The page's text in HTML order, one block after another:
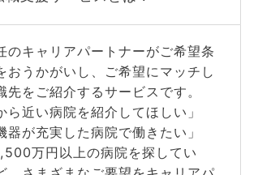
のキャリアパートナーがご希望条
おうかがいし、ご希望にマッチし
先をご紹介するサービスです。
ら近い病院を紹介してほしい」
器が充実した病院で働きたい」
万円以上の病院を探してい